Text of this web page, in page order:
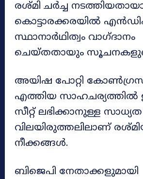
രശ്മി ചർച്ച
കൊട്ടാരക്കരയിൽ
സ്ഥാനാർഥിത്വം വാഗ്ദാനം
ചെയ്തതായും
അയിഷ പോറ്റി
എത്തിയ
സീറ്റ് ലഭിക്കാനുള്ള സാധ്യത
വിലയിരുത്തലിലാണ്
നീക്കങ്ങൾ.
ബിജെപി നേതാക്കളുമായി